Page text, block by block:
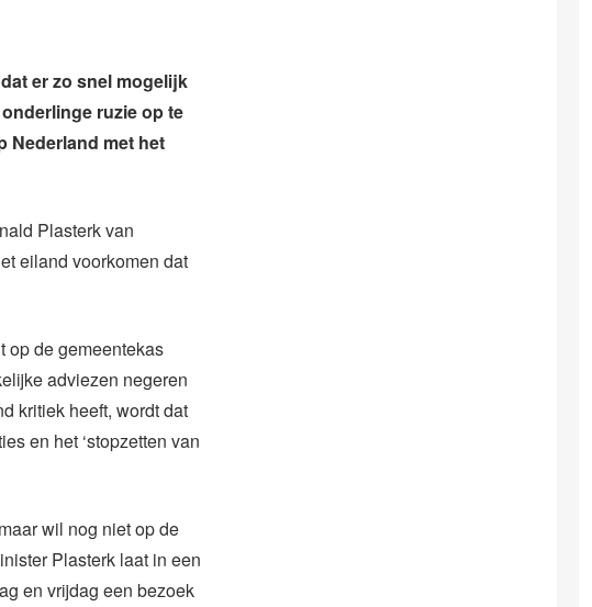
er zo snel mogelijk
ruzie op te
Nederland met het
Plasterk van
eiland voorkomen dat
op de gemeentekas
adviezen negeren
kritiek heeft, wordt dat
en het ‘stopzetten van
wil nog niet op de
Plasterk laat in een
en vrijdag een bezoek